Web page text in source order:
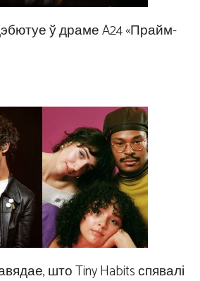
ў драме A24 «Прайм-
што Tiny Habits спявалі